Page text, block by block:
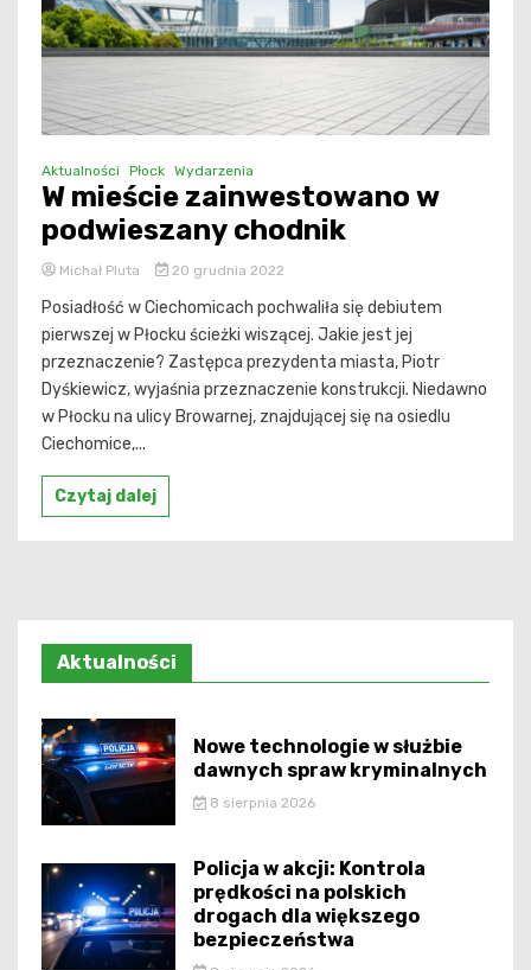
Aktualności Płock Wydarzenia
W mieście zainwestowano w
podwieszany chodnik
Michał Pluta 20 grudnia 2022
Posiadłość w Ciechomicach pochwaliła się debiutem
pierwszej w Płocku ścieżki wiszącej. Jakie jest jej
przeznaczenie? Zastępca prezydenta miasta, Piotr
Dyśkiewicz, wyjaśnia przeznaczenie konstrukcji. Niedawno
w Płocku na ulicy Browarnej, znajdującej się na osiedlu
Ciechomice,...
Czytaj dalej
Aktualności
Nowe technologie w służbie
dawnych spraw kryminalnych
8 sierpnia 2026
Policja w akcji: Kontrola
prędkości na polskich
drogach dla większego
bezpieczeństwa